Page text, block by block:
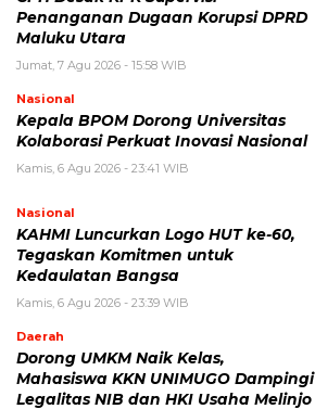
Penanganan Dugaan Korupsi DPRD
Maluku Utara
Jumat, 7 Agu 2026 - 15:58 WIB
Nasional
Kepala BPOM Dorong Universitas
Kolaborasi Perkuat Inovasi Nasional
Kamis, 6 Agu 2026 - 23:41 WIB
Nasional
KAHMI Luncurkan Logo HUT ke-60,
Tegaskan Komitmen untuk
Kedaulatan Bangsa
Kamis, 6 Agu 2026 - 23:39 WIB
Daerah
Dorong UMKM Naik Kelas,
Mahasiswa KKN UNIMUGO Dampingi
Legalitas NIB dan HKI Usaha Melinjo